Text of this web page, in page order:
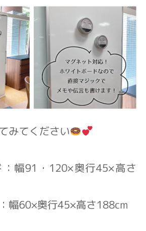
みてください
：幅91・120×奥行45×高さ
幅60×奥行45×高さ188cm